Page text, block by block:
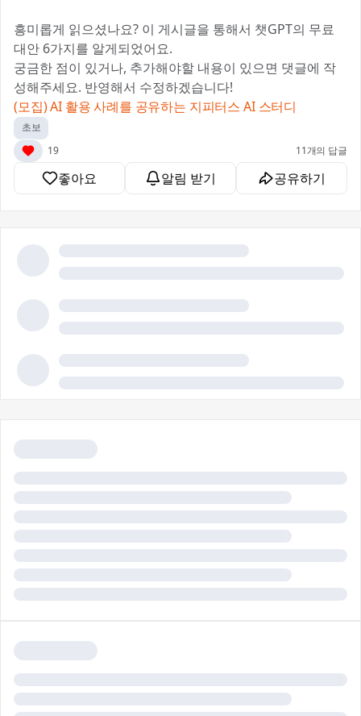
흥미롭게 읽으셨나요? 이 게시글을 통해서 챗GPT의 무료
대안 6가지를 알게되었어요.
궁금한 점이 있거나, 추가해야할 내용이 있으면 댓글에 작
성해주세요. 반영해서 수정하겠습니다!
(모집) AI 활용 사례를 공유하는 지피터스 AI 스터디
초보
19
11개의 답글
좋아요 알림 받기 공유하기